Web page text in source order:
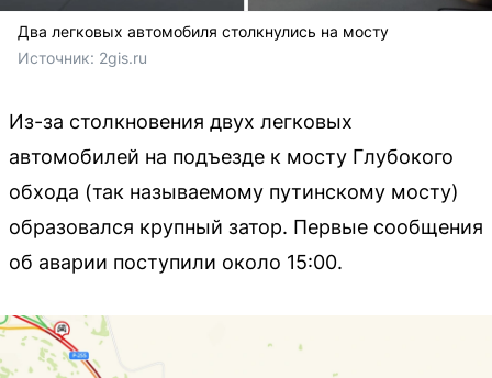
Два легковых автомобиля столкнулись на мосту
Источник: 2gis.ru
Из-за столкновения двух легковых
автомобилей на подъезде к мосту Глубокого
обхода (так называемому путинскому мосту)
образовался крупный затор. Первые сообщения
об аварии поступили около 15:00.